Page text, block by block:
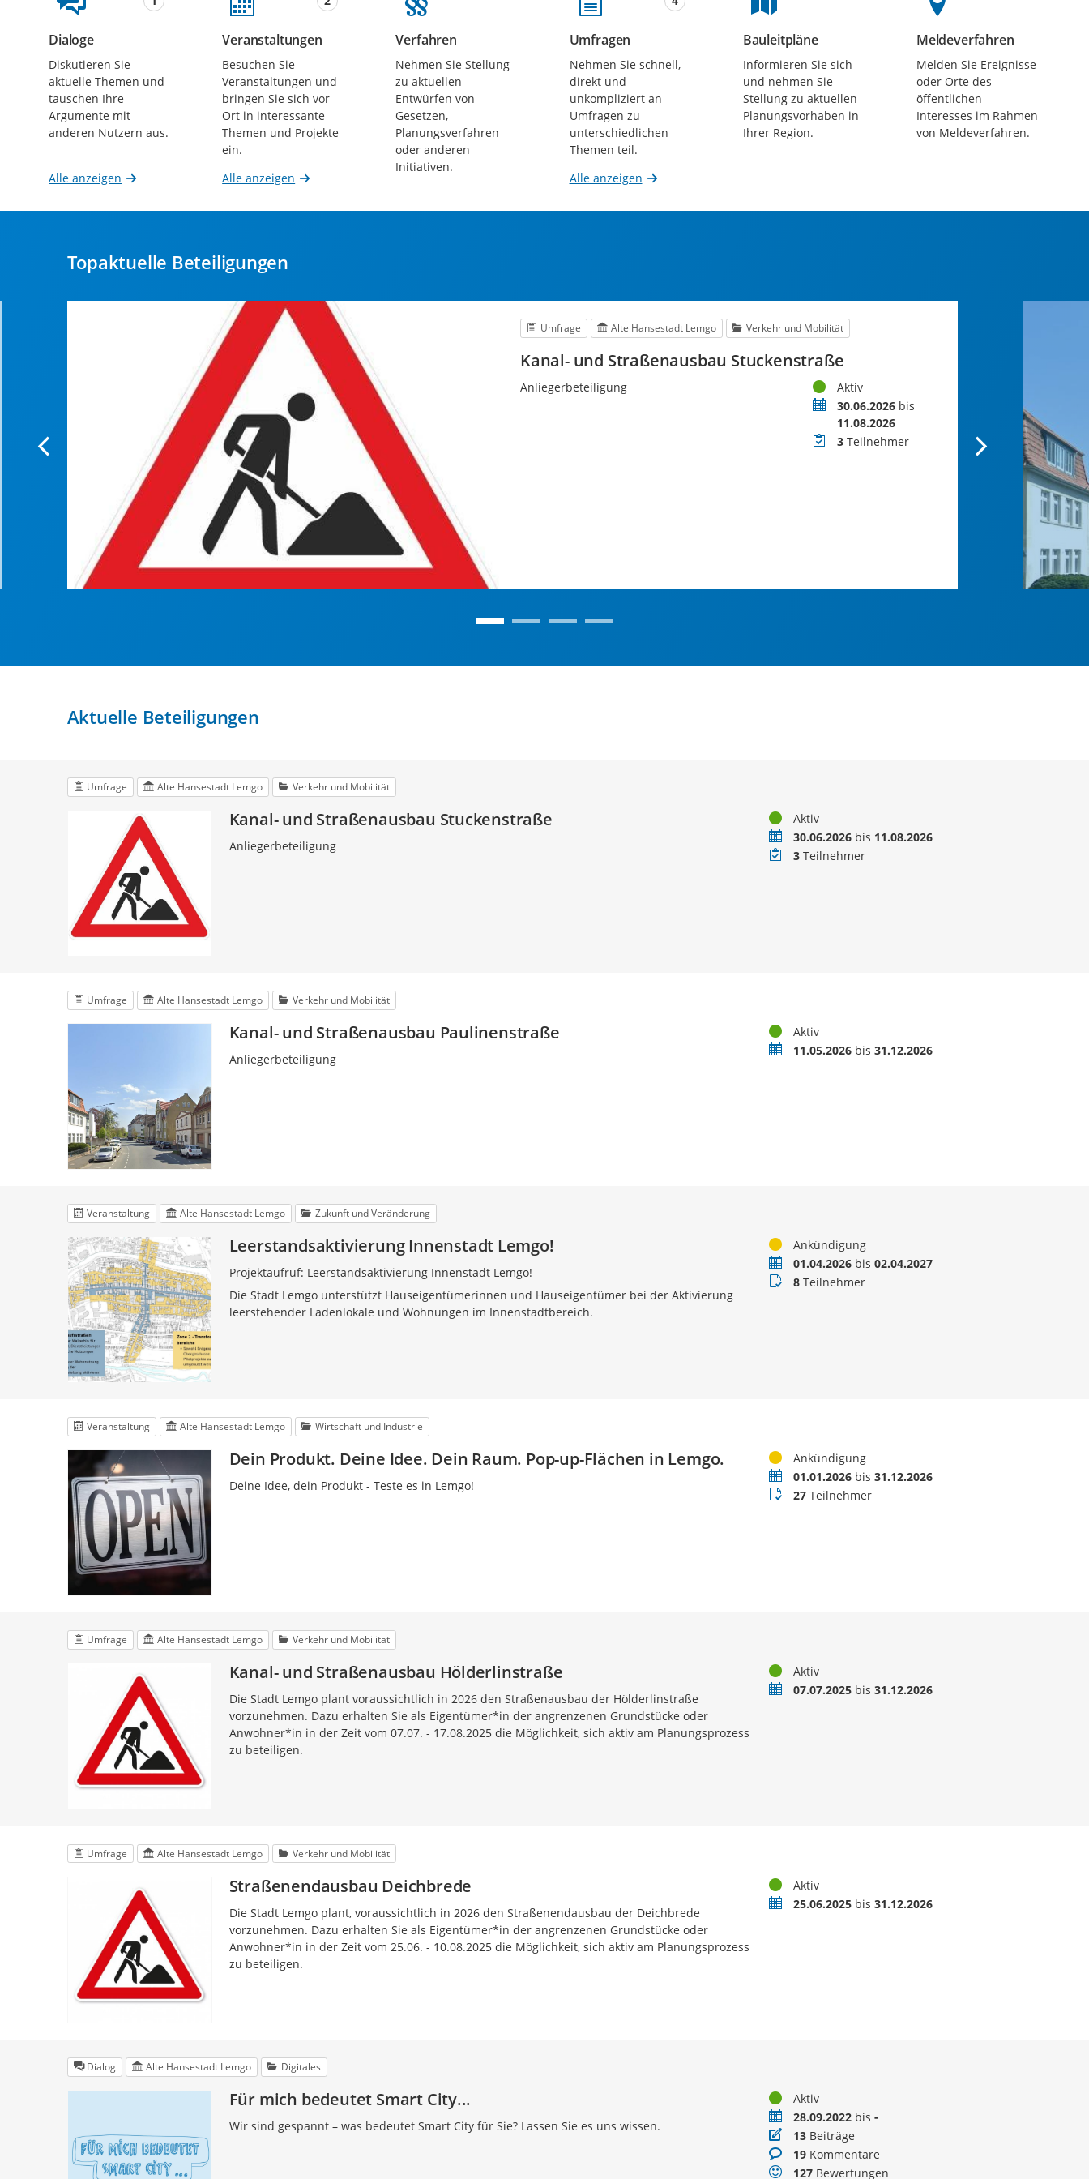
Dialoge
Beteiligungen
Diskutieren Sie
aktuelle Themen und
tauschen Ihre
Argumente mit
anderen Nutzern aus.
Alle anzeigen
Veranstaltungen
Beteiligungen
Besuchen Sie
Veranstaltungen und
bringen Sie sich vor
Ort in interessante
Themen und Projekte
ein.
Alle anzeigen
Verfahren
Beteiligungen
Nehmen Sie Stellung
zu aktuellen
Entwürfen von
Gesetzen,
Planungsverfahren
oder anderen
Initiativen.
Umfragen
Beteiligungen
Nehmen Sie schnell,
direkt und
unkompliziert an
Umfragen zu
unterschiedlichen
Themen teil.
Alle anzeigen
Bauleitpläne
Beteiligungen
Informieren Sie sich
und nehmen Sie
Stellung zu aktuellen
Planungsvorhaben in
Ihrer Region.
Meldeverfahren
Beteiligungen
Melden Sie Ereignisse
oder Orte des
öffentlichen
Interesses im Rahmen
von Meldeverfahren.
Topaktuelle Beteiligungen
Umfrage Alte Hansestadt Lemgo Verkehr und Mobilität
Kanal- und Straßenausbau Stuckenstraße
Anliegerbeteiligung StatusAktiv
Zeitraum30.06.2026bis
11.08.2026
Teilnehmer
3Teilnehmer
Aktuelle Beteiligungen
Umfrage Alte Hansestadt Lemgo Verkehr und Mobilität
Kanal- und Straßenausbau Stuckenstraße
Anliegerbeteiligung
StatusAktiv
Zeitraum30.06.2026 bis 11.08.2026
Teilnehmer
3 Teilnehmer
Umfrage Alte Hansestadt Lemgo Verkehr und Mobilität
Kanal- und Straßenausbau Paulinenstraße
Anliegerbeteiligung
StatusAktiv
Zeitraum11.05.2026 bis31.12.2026
Veranstaltung Alte Hansestadt Lemgo Zukunft und Veränderung
Leerstandsaktivierung Innenstadt Lemgo!
Projektaufruf: Leerstandsaktivierung Innenstadt Lemgo!
Die Stadt Lemgo unterstützt Haus­eigentümerinnen und Hauseigentümer bei der Aktivierung
leerstehender Ladenlokale und Wohnungen im Innenstadtbereich.
StatusAnkündigung
Termin01.04.2026 bis02.04.2027
Teilnehmer
8 Teilnehmer
Veranstaltung Alte Hansestadt Lemgo Wirtschaft und Industrie
Dein Produkt. Deine Idee. Dein Raum. Pop-up-Flächen in Lemgo.
Deine Idee, dein Produkt - Teste es in Lemgo!
StatusAnkündigung
Termin01.01.2026 bis31.12.2026
Teilnehmer
27 Teilnehmer
Umfrage Alte Hansestadt Lemgo Verkehr und Mobilität
Kanal- und Straßenausbau Hölderlinstraße
Die Stadt Lemgo plant voraussichtlich in 2026 den Straßenausbau der Hölderlinstraße
vorzunehmen. Dazu erhalten Sie als Eigentümer*in der angrenzenen Grundstücke oder
Anwohner*in in der Zeit vom 07.07. - 17.08.2025 die Möglichkeit, sich aktiv am Planungsprozess
zu beteiligen.
StatusAktiv
Zeitraum07.07.2025 bis31.12.2026
Umfrage Alte Hansestadt Lemgo Verkehr und Mobilität
Straßenendausbau Deichbrede
Die Stadt Lemgo plant, voraussichtlich in 2026 den Straßenendausbau der Deichbrede
vorzunehmen. Dazu erhalten Sie als Eigentümer*in der angrenzenen Grundstücke oder
Anwohner*in in der Zeit vom 25.06. - 10.08.2025 die Möglichkeit, sich aktiv am Planungsprozess
zu beteiligen.
StatusAktiv
Zeitraum25.06.2025 bis31.12.2026
Dialog Alte Hansestadt Lemgo Digitales
Für mich bedeutet Smart City...
Wir sind gespannt – was bedeutet Smart City für Sie? Lassen Sie es uns wissen.
StatusAktiv
Zeitraum28.09.2022 bis-
Beiträge
13 Beiträge
Kommentare
19 Kommentare
Bewertungen
127 Bewertungen